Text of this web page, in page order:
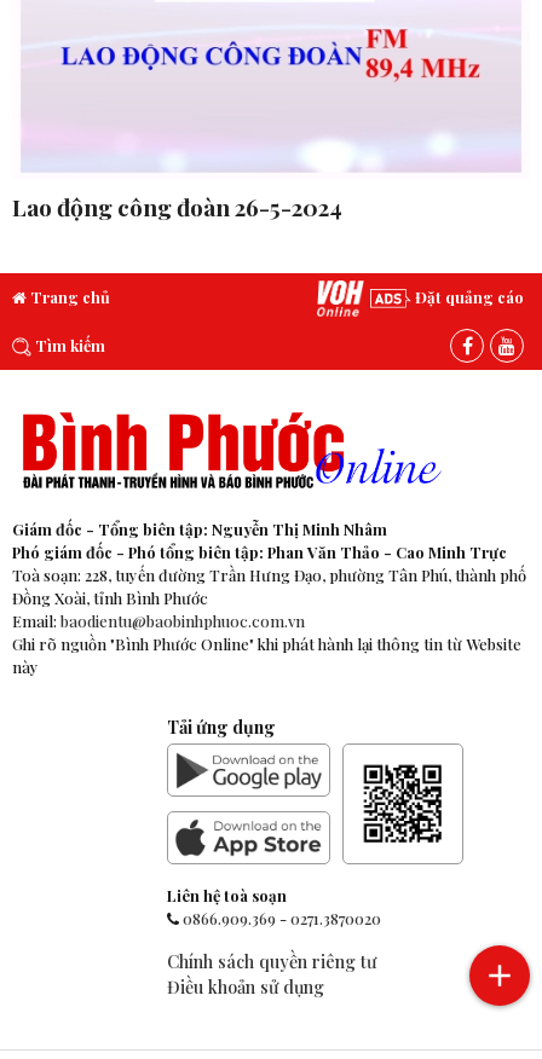
Lao động công đoàn 26-5-2024
Trang chủ Đặt quảng cáo
Tìm kiếm
Giám đốc - Tổng biên tập: Nguyễn Thị Minh Nhâm
Phó giám đốc - Phó tổng biên tập: Phan Văn Thảo - Cao Minh Trực
Toà soạn: 228, tuyến đường Trần Hưng Đạo, phường Tân Phú, thành phố
Đồng Xoài, tỉnh Bình Phước
Email: baodientu@baobinhphuoc.com.vn
Ghi rõ nguồn "Bình Phước Online" khi phát hành lại thông tin từ Website
này
Tải ứng dụng
Liên hệ toà soạn
0866.909.369-0271.3870020
Chính sách quyền riêng tư
Điều khoản sử dụng